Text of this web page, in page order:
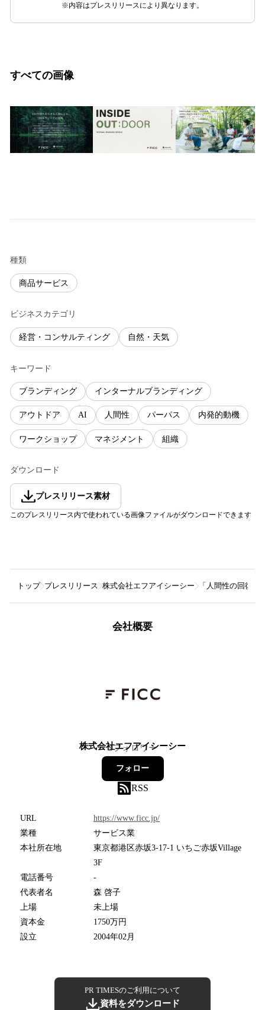
※内容はプレスリリースにより異なります。
すべての画像
種類
商品サービス
ビジネスカテゴリ
経営・コンサルティング 自然・天気
キーワード
ブランディング インターナルブランディング
アウトドア AI 人間性 パーパス 内発的動機
ワークショップ マネジメント 組織
ダウンロード
プレスリリース素材
このプレスリリース内で使われている画像ファイルがダウンロードできます
トップ プレスリリース 株式会社エフアイシーシー 「人間性の回復
会社概要
株式会社エフアイシーシー
3フォロワー
フォロー
RSS
URL
https://www.ficc.jp/
業種
サービス業
本社所在地
東京都港区赤坂3-17-1 いちご赤坂Village
3F
電話番号
-
代表者名
森 啓子
上場
未上場
資本金
1750万円
設立
2004年02月
PR TIMESのご利用について
資料をダウンロード